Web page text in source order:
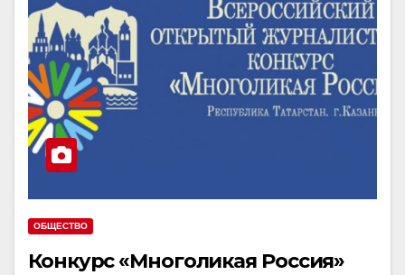
ОБЩЕСТВО
Конкурс «Многоликая Россия»